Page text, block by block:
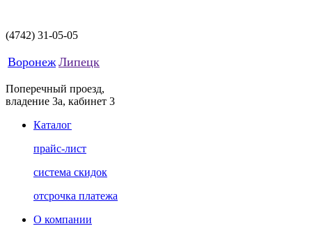
(4742) 31-05-05
Воронеж Липецк
Поперечный проезд,
владение 3а, кабинет 3
Каталог
прайс-лист
система скидок
отсрочка платежа
О компании